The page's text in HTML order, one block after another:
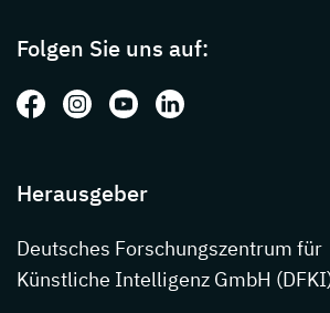
Folgen Sie uns auf:
Folgen Sie uns auf: Facebook
Folgen Sie uns auf:
Folgen Sie uns auf:
Folgen Sie uns
Herausgeber
Deutsches Forschungszentrum für
Künstliche Intelligenz GmbH